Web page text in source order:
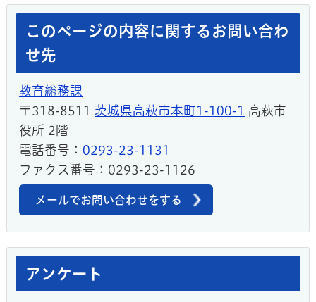
このページの内容に関するお問い合わ
せ先
教育総務課
〒318-8511 茨城県高萩市本町1-100-1
高萩市
役所 2階
電話番号： 0293-23-1131
ファクス番号：0293-23-1126
メールでお問い合わせをする
アンケート